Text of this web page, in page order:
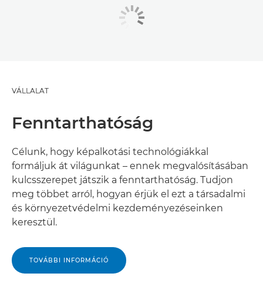
VÁLLALAT
Fenntarthatóság
Célunk, hogy képalkotási technológiákkal
formáljuk át világunkat – ennek megvalósításában
kulcsszerepet játszik a fenntarthatóság. Tudjon
meg többet arról, hogyan érjük el ezt a társadalmi
és környezetvédelmi kezdeményezéseinken
keresztül.
TOVÁBBI INFORMÁCIÓ